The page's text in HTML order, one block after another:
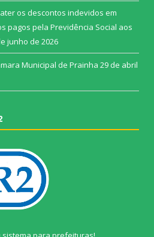
os descontos indevidos em
pagos pela Previdência Social aos
junho de 2026
Municipal de Prainha 29 de abril